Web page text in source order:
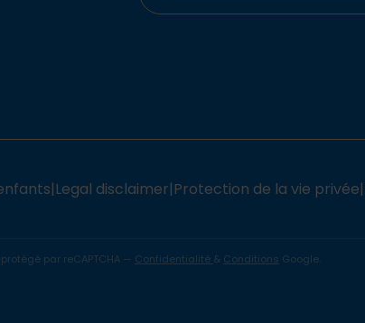
|Legal disclaimer|Protection de la vie privée|
par reCAPTCHA — Confidentialité & Conditions Google.